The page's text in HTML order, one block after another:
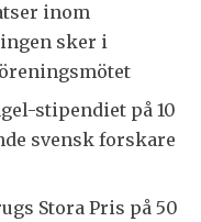
inom
sker i
stipendiet på 10
svensk forskare
Stora Pris på 50